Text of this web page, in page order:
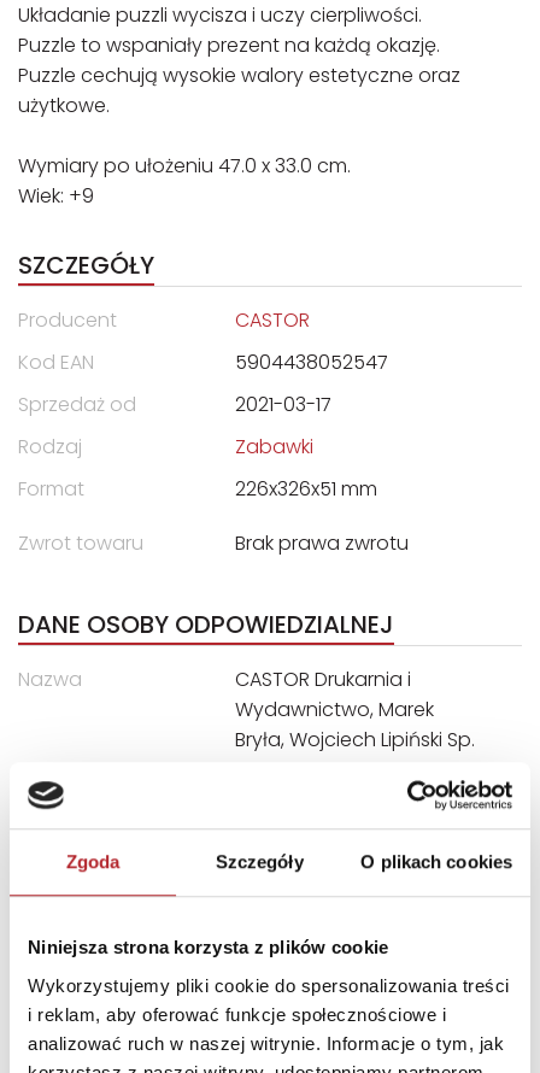
Zgoda Szczegóły O plikach cookies
Niniejsza strona korzysta z plików cookie
Wykorzystujemy pliki cookie do spersonalizowania treści
i reklam, aby oferować funkcje społecznościowe i
analizować ruch w naszej witrynie. Informacje o tym, jak
Układanie puzzli wycisza i uczy cierpliwości.
Puzzle to wspaniały prezent na każdą okazję.
Puzzle cechują wysokie walory estetyczne oraz
użytkowe.
Wymiary po ułożeniu 47.0 x 33.0 cm.
Wiek: +9
SZCZEGÓŁY
Producent
CASTOR
Kod EAN
5904438052547
Sprzedaż od
2021-03-17
Rodzaj
Zabawki
Format
226x326x51 mm
Zwrot towaru
Brak prawa zwrotu
DANE OSOBY ODPOWIEDZIALNEJ
Nazwa
CASTOR Drukarnia i
Wydawnictwo, Marek
Bryła, Wojciech Lipiński Sp.
Ulica
ul. Władysława Łokietka 119
Kod pocztowy
31-263
Miasto
Kraków
E-mail
castor@castor.pl
INNI KLIENCI KUPOWALI